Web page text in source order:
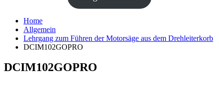
Home
Allgemein
Lehrgang zum Führen der Motorsäge aus dem Drehleiterkorb
DCIM102GOPRO
DCIM102GOPRO